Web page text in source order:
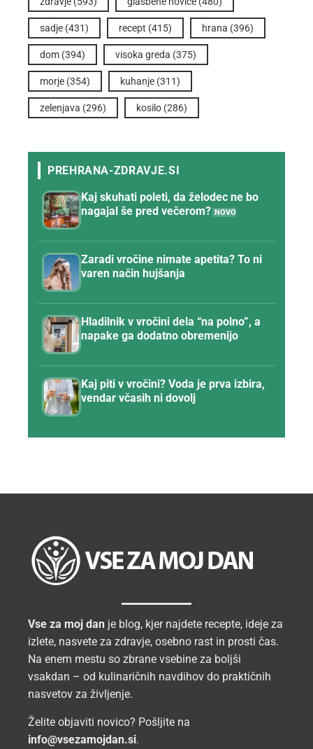
sadje (431) recept (415) hrana (396)
dom (394) visoka greda (375)
morje (354) kuhanje (311)
zelenjava (296) kosilo (286)
Kaj skuhati poleti, da želodec ne bo
nagajal še pred večerom?
Zaradi vročine nimate apetita? To ni
varen način hujšanja
Hladilnik v vročini dela “na polno”, a
napake ga dodatno obremenijo
Kaj piti v vročini? Voda je prva izbira,
vendar včasih ni dovolj
Vse za moj dan je blog, kjer najdete recepte, ideje za
izlete, nasvete za zdravje, osebno rast in prosti čas.
Na enem mestu so zbrane vsebine za boljši
vsakdan – od kulinaričnih navdihov do praktičnih
nasvetov za življenje.
Želite objaviti novico? Pošljite na
info@vsezamojdan.si.